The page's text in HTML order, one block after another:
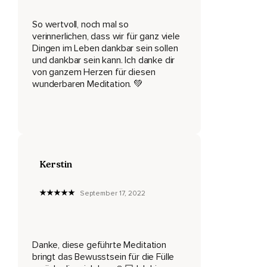
Deine Arme und Hände.
Erlaube Deinem Körper,
Immer lockerer und entspannter zu werden.
Sinke in ein wohliges und ruhiges Gefühl und nimm wahr,
Lasse Dich einfach komplett fallen und fühle alles,
Was sich Dir zeigt,
So wertvoll, noch mal so
verinnerlichen, dass wir für ganz viele
Dingen im Leben dankbar sein sollen
und dankbar sein kann. Ich danke dir
von ganzem Herzen für diesen
wunderbaren Meditation. 💚
Kerstin
September 17, 2022
Danke, diese geführte Meditation
bringt das Bewusstsein für die Fülle